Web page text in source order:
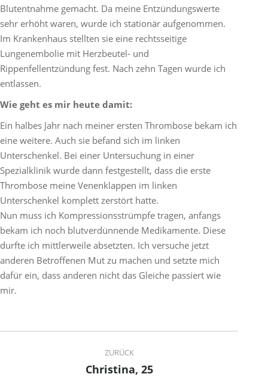
Blutentnahme gemacht. Da meine Entzündungswerte
sehr erhöht waren, wurde ich stationär aufgenommen.
Im Krankenhaus stellten sie eine rechtsseitige
Lungenembolie mit Herzbeutel- und
Rippenfellentzündung fest. Nach zehn Tagen wurde ich
entlassen.
Wie geht es mir heute damit:
Ein halbes Jahr nach meiner ersten Thrombose bekam ich
eine weitere. Auch sie befand sich im linken
Unterschenkel. Bei einer Untersuchung in einer
Spezialklinik wurde dann festgestellt, dass die erste
Thrombose meine Venenklappen im linken
Unterschenkel komplett zerstört hatte.
Nun muss ich Kompressionsstrümpfe tragen, anfangs
bekam ich noch blutverdünnende Medikamente. Diese
durfte ich mittlerweile absetzten. Ich versuche jetzt
anderen Betroffenen Mut zu machen und setzte mich
dafür ein, dass anderen nicht das Gleiche passiert wie
mir.
navigation
ZURÜCK
Previous
Christina, 25